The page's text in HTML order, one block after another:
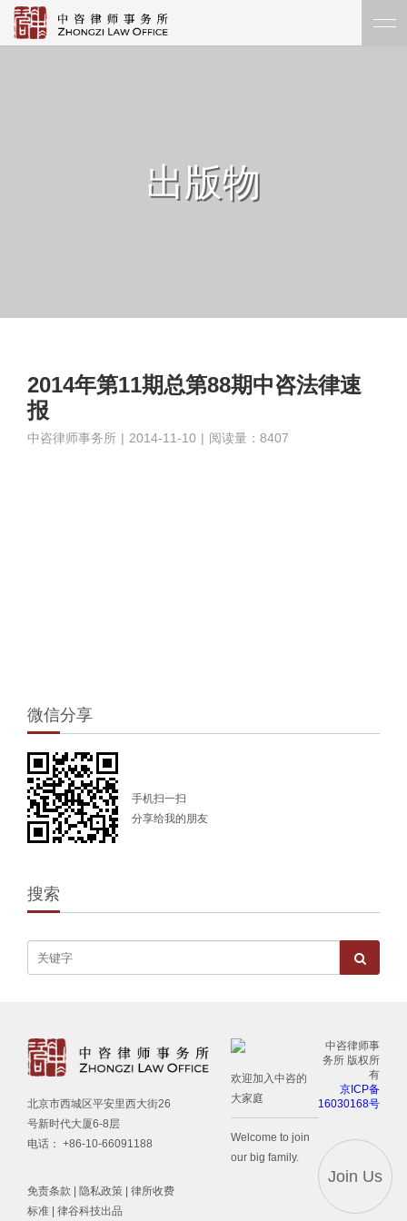
出版物
2014年第11期总第88期中咨法律速
报
中咨律师事务所 | 2014-11-10 | 阅读量：8407
微信分享
手机扫一扫
分享给我的朋友
搜索
北京市西城区平安里西大街26
号新时代大厦6-8层
电话： +86-10-66091188
免责条款 隐私政策
律所收费
标准 | 律谷科技出品
欢迎加入中咨的
大家庭
Welcome to join
our big family.
中咨律师事
务所 版权所
有
京ICP备
16030168号
Join Us